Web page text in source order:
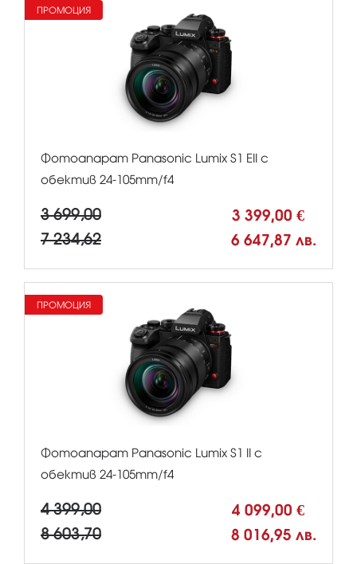
Фотоапарат Panasonic Lumix S1 EII с
обектив 24-105mm/f4
3 699,00 3 399,00 €
7 234,62 6 647,87 лв.
ПРОМОЦИЯ
Фотоапарат Panasonic Lumix S1 II с
обектив 24-105mm/f4
4 399,00 4 099,00 €
8 603,70 8 016,95 лв.
ПРОМОЦИЯ